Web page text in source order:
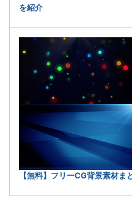
を紹介
【無料】フリーCG背景素材ま